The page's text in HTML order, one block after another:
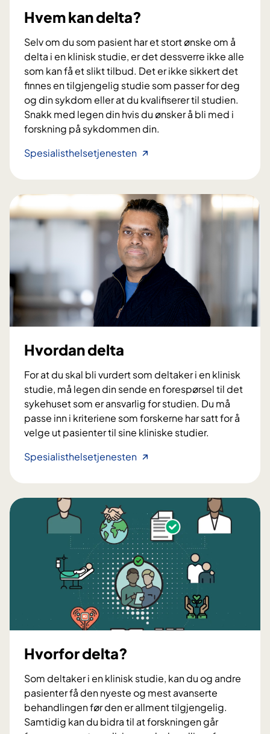
t
Hvem kan delta?
Selv om du som pasient har et stort ønske om å
delta i en klinisk studie, er det dessverre ikke alle
som kan få et slikt tilbud. Det er ikke sikkert det
finnes en tilgjengelig studie som passer for deg
og din sykdom eller at du kvalifiserer til studien.
Snakk med legen din hvis du ønsker å bli med i
forskning på sykdommen din.
SpesialisthelsetjenestenH
e
m
k
a
n
d
e
l
t
a
?
Hvordan delta
For at du skal bli vurdert som deltaker i en klinisk
studie, må legen din sende en forespørsel til det
sykehuset som er ansvarlig for studien. Du må
passe inn i kriteriene som forskerne har satt for å
velge ut pasienter til sine kliniske studier.
SpesialisthelsetjenestenH
o
r
a
n
d
e
l
t
a
Hvorfor delta?
Som deltaker i en klinisk studie, kan du og andre
pasienter få den nyeste og mest avanserte
behandlingen før den er allment tilgjengelig.
Samtidig kan du bidra til at forskningen går